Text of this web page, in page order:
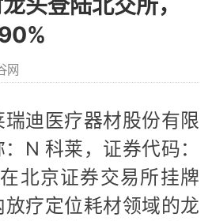
头登陆北交所，
网
迪医疗器材股份有限
N 科莱，证券代码：
北京证券交易所挂牌
放疗定位耗材领域的龙